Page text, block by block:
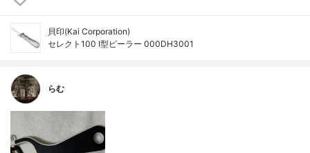
貝印(Kai Corporation)
セレクト100 I型ピーラー 000DH3001
らむ